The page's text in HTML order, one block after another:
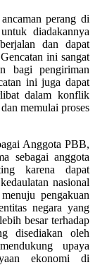
perang di
diadakannya
dan dapat
ini sangat
bagi pengiriman
ini juga dapat
dalam konflik
memulai proses
Anggota PBB,
sebagai anggota
karena dapat
nasional
pengakuan
negara yang
besar terhadap
disediakan oleh
upaya
ekonomi di